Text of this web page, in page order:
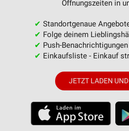
Öffnungszeiten in
✔ Standortgenaue
✔ Folge deinem
✔ Push-
✔ Einkaufsliste - Einkauf
JETZT LADEN